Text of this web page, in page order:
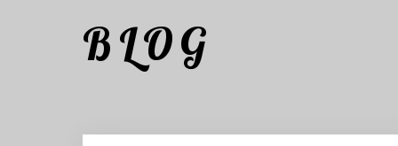
BLOG